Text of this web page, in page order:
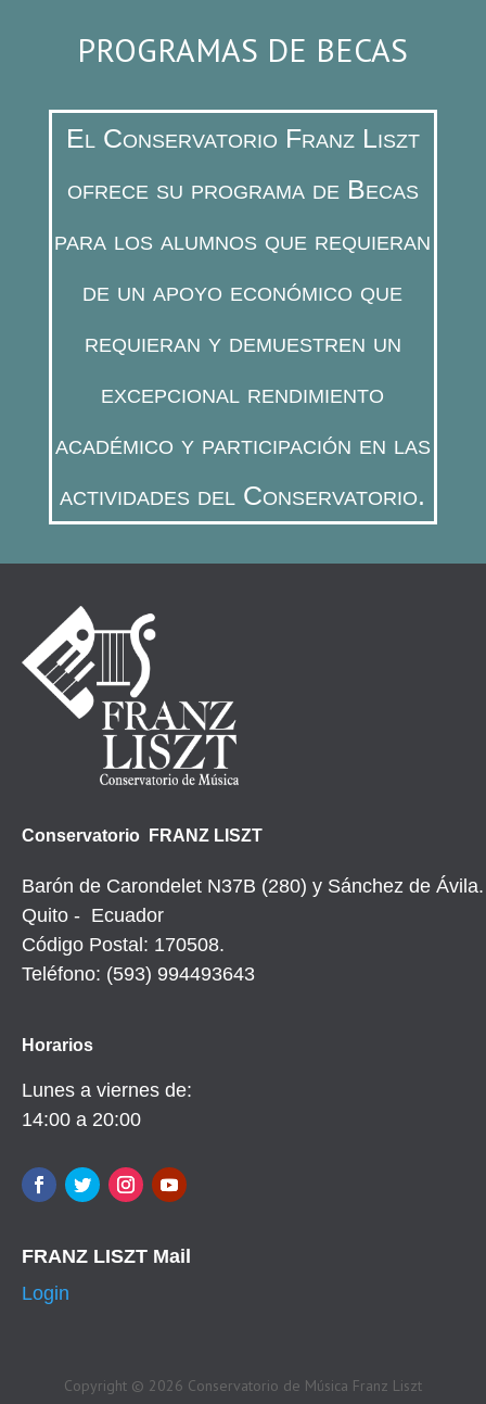
PROGRAMAS DE BECAS
El Conservatorio Franz Liszt
ofrece su programa de Becas
para los alumnos que requieran
de un apoyo económico que
requieran y demuestren un
excepcional rendimiento
académico y participación en las
actividades del Conservatorio.
Conservatorio FRANZ LISZT
Barón de Carondelet N37B (280) y Sánchez de Ávila.
Quito - Ecuador
Código Postal: 170508.
Teléfono: (593) 994493643
Horarios
Lunes a viernes de:
14:00 a 20:00
FRANZ LISZT Mail
Login
Copyright © 2026 Conservatorio de Música Franz Liszt